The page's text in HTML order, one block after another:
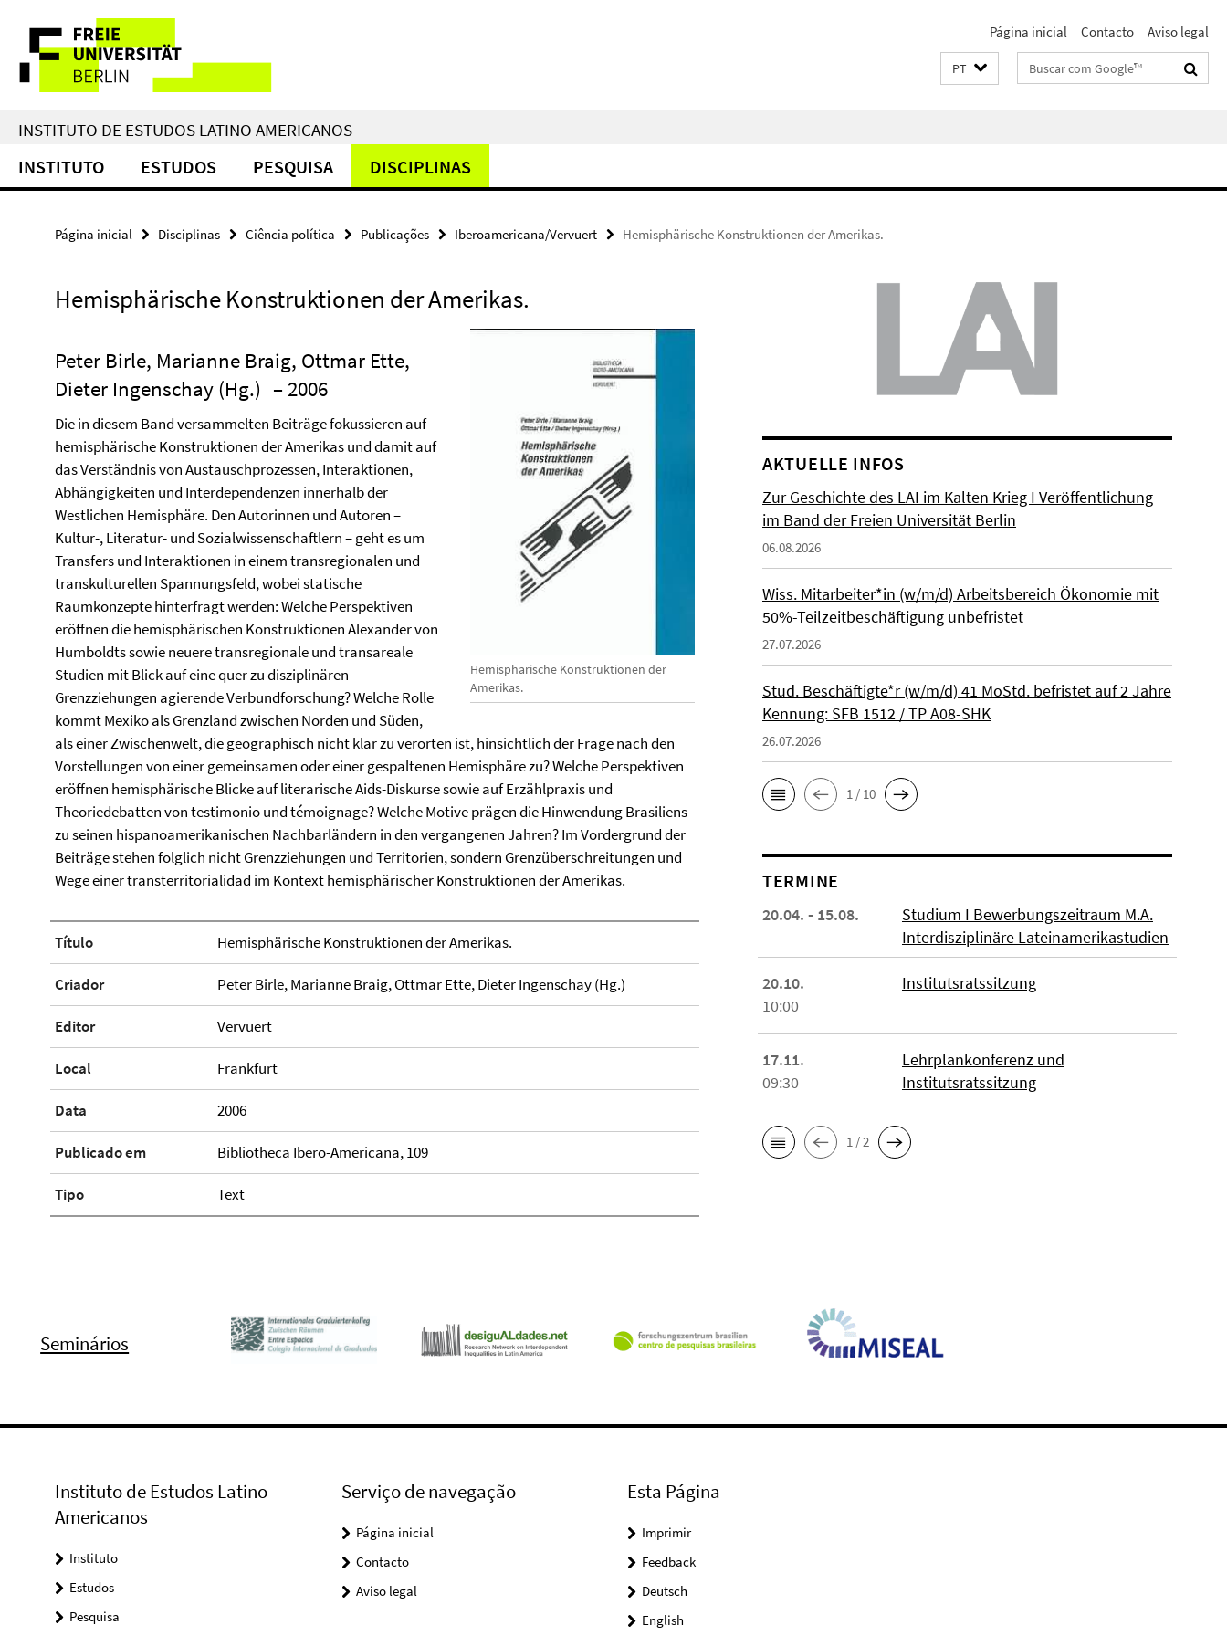
direkt
Inhalt
Serviço
de
navegação
Página inicial Contacto Aviso legal
PT Suchbegriffe
INSTITUTO DE ESTUDOS LATINO AMERICANOS
INSTITUTO ESTUDOS PESQUISA DISCIPLINAS
Página inicial Disciplinas Ciência política Publicações Iberoamericana/Vervuert Hemisphärische Konstruktionen der Amerikas.
Hemisphärische Konstruktionen der Amerikas.
Hemisphärische Konstruktionen der
Amerikas.
Peter Birle, Marianne Braig, Ottmar Ette,
Dieter Ingenschay (Hg.) – 2006
Die in diesem Band versammelten Beiträge fokussieren auf
hemisphärische Konstruktionen der Amerikas und damit auf
das Verständnis von Austauschprozessen, Interaktionen,
Abhängigkeiten und Interdependenzen innerhalb der
Westlichen Hemisphäre. Den Autorinnen und Autoren –
Kultur-, Literatur- und Sozialwissenschaftlern – geht es um
Transfers und Interaktionen in einem transregionalen und
transkulturellen Spannungsfeld, wobei statische
Raumkonzepte hinterfragt werden: Welche Perspektiven
eröffnen die hemisphärischen Konstruktionen Alexander von
Humboldts sowie neuere transregionale und transareale
Studien mit Blick auf eine quer zu disziplinären
Grenzziehungen agierende Verbundforschung? Welche Rolle
kommt Mexiko als Grenzland zwischen Norden und Süden,
als einer Zwischenwelt, die geographisch nicht klar zu verorten ist, hinsichtlich der Frage nach den
Vorstellungen von einer gemeinsamen oder einer gespaltenen Hemisphäre zu? Welche Perspektiven
eröffnen hemisphärische Blicke auf literarische Aids-Diskurse sowie auf Erzählpraxis und
Theoriedebatten von testimonio und témoignage? Welche Motive prägen die Hinwendung Brasiliens
zu seinen hispanoamerikanischen Nachbarländern in den vergangenen Jahren? Im Vordergrund der
Beiträge stehen folglich nicht Grenzziehungen und Territorien, sondern Grenzüberschreitungen und
Wege einer transterritorialidad im Kontext hemisphärischer Konstruktionen der Amerikas.
Título Hemisphärische Konstruktionen der Amerikas.
Criador Peter Birle, Marianne Braig, Ottmar Ette, Dieter Ingenschay (Hg.)
Editor Vervuert
Local Frankfurt
Data 2006
Publicado em Bibliotheca Ibero-Americana, 109
Tipo Text
AKTUELLE INFOS
Zur Geschichte des LAI im Kalten Krieg I Veröffentlichung
im Band der Freien Universität Berlin
06.08.2026
Wiss. Mitarbeiter*in (w/m/d) Arbeitsbereich Ökonomie mit
50%-Teilzeitbeschäftigung unbefristet
27.07.2026
Stud. Beschäftigte*r (w/m/d) 41 MoStd. befristet auf 2 Jahre
Kennung: SFB 1512 / TP A08-SHK
26.07.2026
1 / 10
TERMINE
20.04. - 15.08.
Studium I Bewerbungszeitraum M.A.
Interdisziplinäre Lateinamerikastudien
20.10.
10:00
Institutsratssitzung
17.11.
09:30
Lehrplankonferenz und
Institutsratssitzung
1 / 2
Seminários
Instituto de Estudos Latino
Americanos
Instituto
Estudos
Pesquisa
Serviço de navegação
Página inicial
Contacto
Aviso legal
Esta Página
Imprimir
Feedback
Deutsch
English